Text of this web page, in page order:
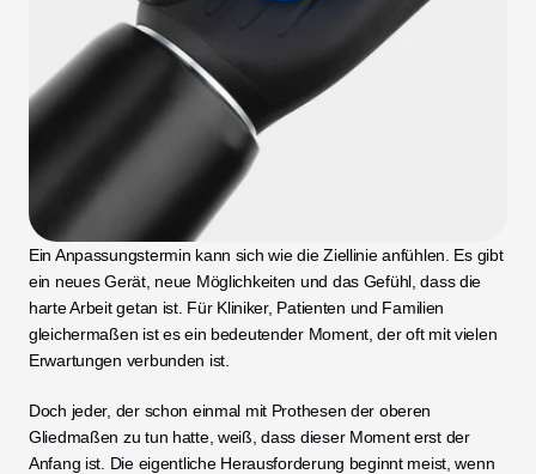
Ein Anpassungstermin kann sich wie die Ziellinie anfühlen. Es gibt
ein neues Gerät, neue Möglichkeiten und das Gefühl, dass die
harte Arbeit getan ist. Für Kliniker, Patienten und Familien
gleichermaßen ist es ein bedeutender Moment, der oft mit vielen
Erwartungen verbunden ist.
Doch jeder, der schon einmal mit Prothesen der oberen
Gliedmaßen zu tun hatte, weiß, dass dieser Moment erst der
Anfang ist. Die eigentliche Herausforderung beginnt meist, wenn